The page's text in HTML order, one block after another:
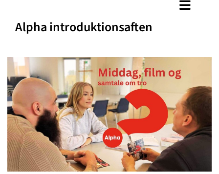
Alpha introduktionsaften